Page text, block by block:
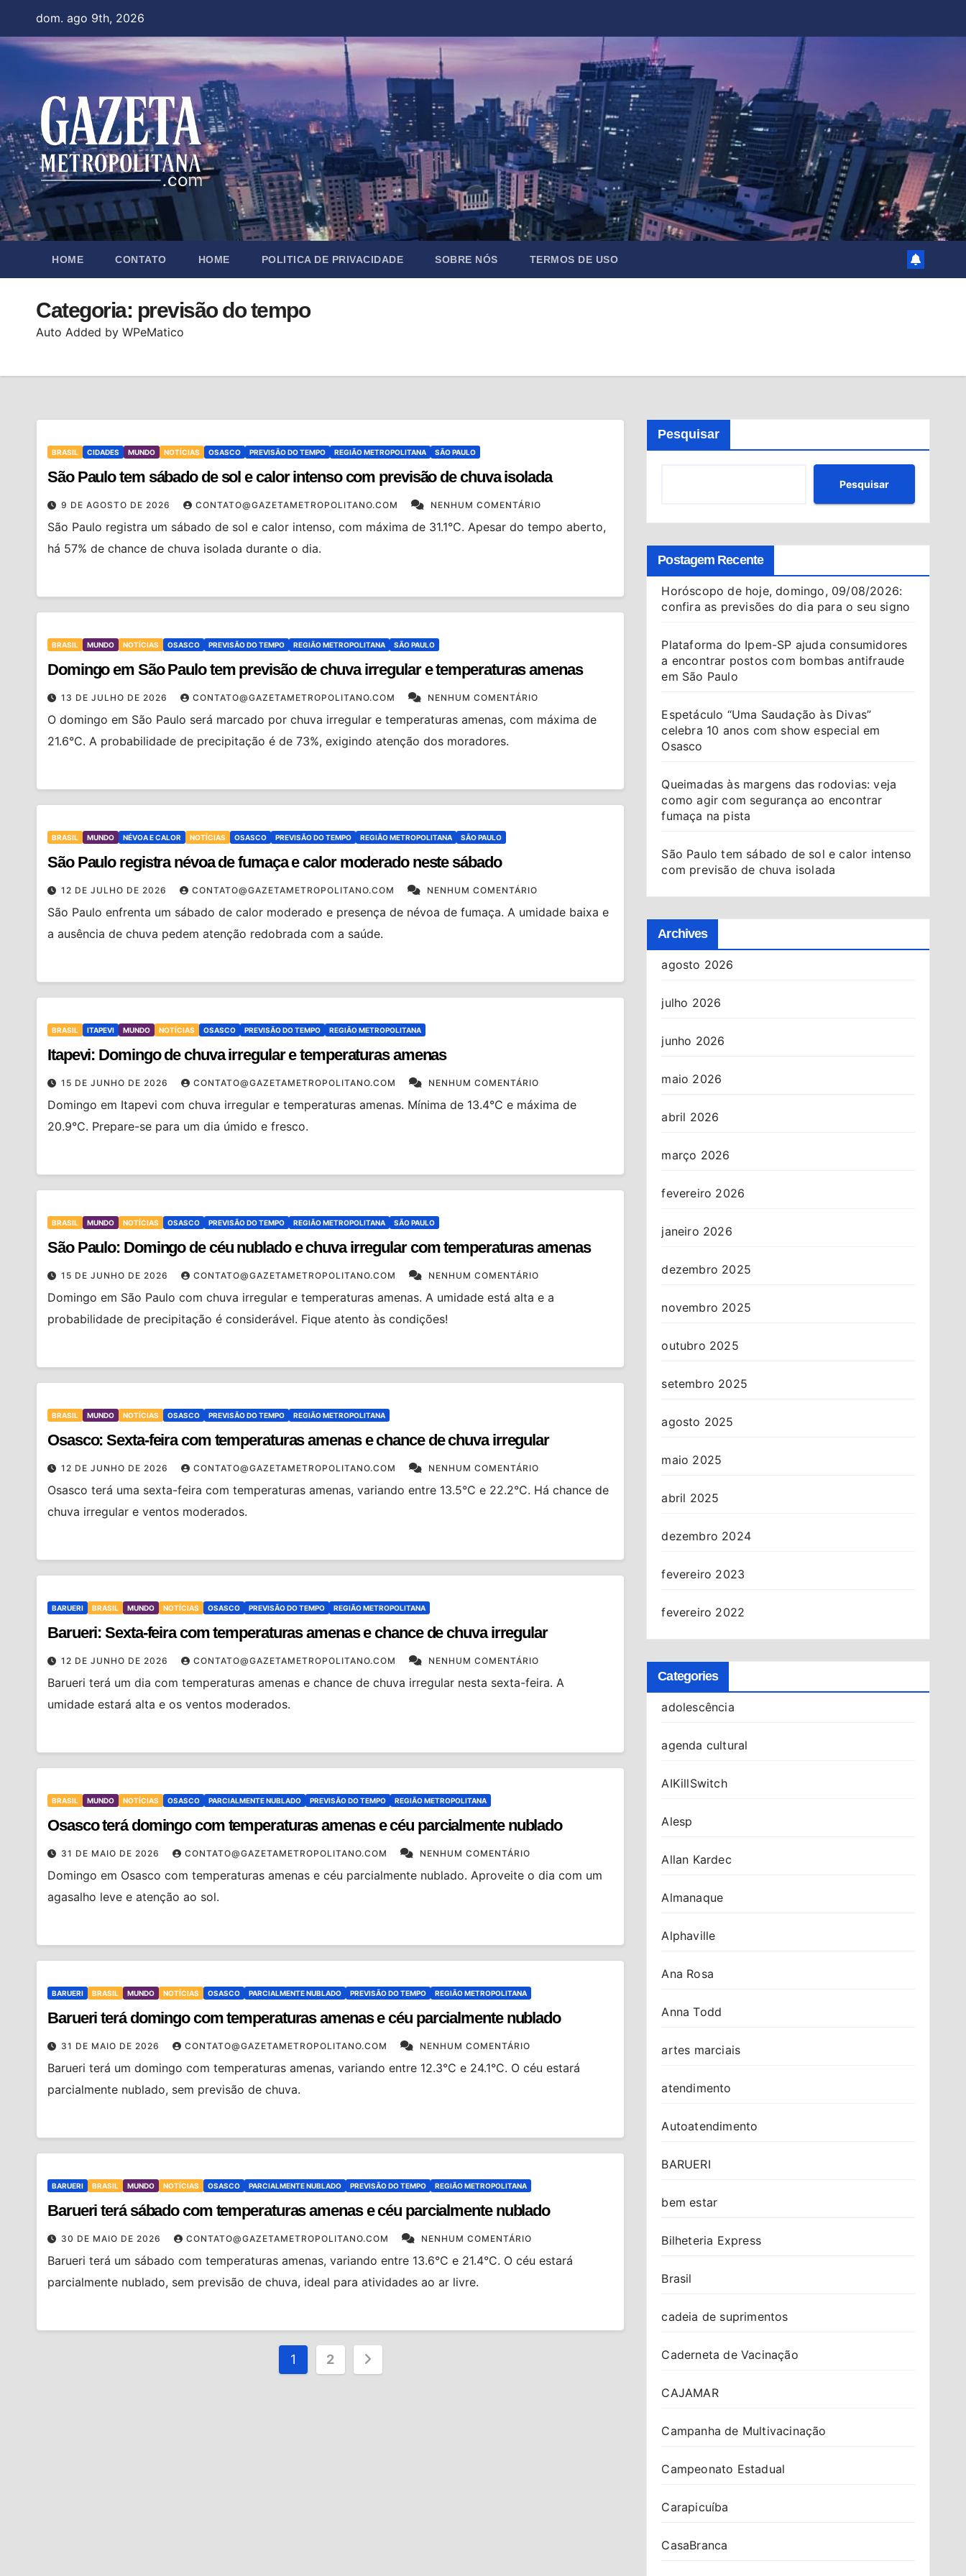
content
dom. ago 9th, 2026
HOME CONTATO HOME POLITICA DE PRIVACIDADE SOBRE NÓS TERMOS DE USO
Categoria: previsão do tempo
Auto Added by WPeMatico
BRASIL CIDADES MUNDO NOTÍCIAS OSASCO PREVISÃO DO TEMPO REGIÃO METROPOLITANA SÃO PAULO
São Paulo tem sábado de sol e calor intenso com previsão de chuva isolada
9 DE AGOSTO DE 2026 CONTATO@GAZETAMETROPOLITANO.COM NENHUM COMENTÁRIO
São Paulo registra um sábado de sol e calor intenso, com máxima de 31.1°C. Apesar do tempo aberto,
há 57% de chance de chuva isolada durante o dia.
BRASIL MUNDO NOTÍCIAS OSASCO PREVISÃO DO TEMPO REGIÃO METROPOLITANA SÃO PAULO
Domingo em São Paulo tem previsão de chuva irregular e temperaturas amenas
13 DE JULHO DE 2026 CONTATO@GAZETAMETROPOLITANO.COM NENHUM COMENTÁRIO
O domingo em São Paulo será marcado por chuva irregular e temperaturas amenas, com máxima de
21.6°C. A probabilidade de precipitação é de 73%, exigindo atenção dos moradores.
BRASIL MUNDO NÉVOA E CALOR NOTÍCIAS OSASCO PREVISÃO DO TEMPO REGIÃO METROPOLITANA SÃO PAULO
São Paulo registra névoa de fumaça e calor moderado neste sábado
12 DE JULHO DE 2026 CONTATO@GAZETAMETROPOLITANO.COM NENHUM COMENTÁRIO
São Paulo enfrenta um sábado de calor moderado e presença de névoa de fumaça. A umidade baixa e
a ausência de chuva pedem atenção redobrada com a saúde.
BRASIL ITAPEVI MUNDO NOTÍCIAS OSASCO PREVISÃO DO TEMPO REGIÃO METROPOLITANA
Itapevi: Domingo de chuva irregular e temperaturas amenas
15 DE JUNHO DE 2026 CONTATO@GAZETAMETROPOLITANO.COM NENHUM COMENTÁRIO
Domingo em Itapevi com chuva irregular e temperaturas amenas. Mínima de 13.4°C e máxima de
20.9°C. Prepare-se para um dia úmido e fresco.
BRASIL MUNDO NOTÍCIAS OSASCO PREVISÃO DO TEMPO REGIÃO METROPOLITANA SÃO PAULO
São Paulo: Domingo de céu nublado e chuva irregular com temperaturas amenas
15 DE JUNHO DE 2026 CONTATO@GAZETAMETROPOLITANO.COM NENHUM COMENTÁRIO
Domingo em São Paulo com chuva irregular e temperaturas amenas. A umidade está alta e a
probabilidade de precipitação é considerável. Fique atento às condições!
BRASIL MUNDO NOTÍCIAS OSASCO PREVISÃO DO TEMPO REGIÃO METROPOLITANA
Osasco: Sexta-feira com temperaturas amenas e chance de chuva irregular
12 DE JUNHO DE 2026 CONTATO@GAZETAMETROPOLITANO.COM NENHUM COMENTÁRIO
Osasco terá uma sexta-feira com temperaturas amenas, variando entre 13.5°C e 22.2°C. Há chance de
chuva irregular e ventos moderados.
BARUERI BRASIL MUNDO NOTÍCIAS OSASCO PREVISÃO DO TEMPO REGIÃO METROPOLITANA
Barueri: Sexta-feira com temperaturas amenas e chance de chuva irregular
12 DE JUNHO DE 2026 CONTATO@GAZETAMETROPOLITANO.COM NENHUM COMENTÁRIO
Barueri terá um dia com temperaturas amenas e chance de chuva irregular nesta sexta-feira. A
umidade estará alta e os ventos moderados.
BRASIL MUNDO NOTÍCIAS OSASCO PARCIALMENTE NUBLADO PREVISÃO DO TEMPO REGIÃO METROPOLITANA
Osasco terá domingo com temperaturas amenas e céu parcialmente nublado
31 DE MAIO DE 2026 CONTATO@GAZETAMETROPOLITANO.COM NENHUM COMENTÁRIO
Domingo em Osasco com temperaturas amenas e céu parcialmente nublado. Aproveite o dia com um
agasalho leve e atenção ao sol.
BARUERI BRASIL MUNDO NOTÍCIAS OSASCO PARCIALMENTE NUBLADO PREVISÃO DO TEMPO REGIÃO METROPOLITANA
Barueri terá domingo com temperaturas amenas e céu parcialmente nublado
31 DE MAIO DE 2026 CONTATO@GAZETAMETROPOLITANO.COM NENHUM COMENTÁRIO
Barueri terá um domingo com temperaturas amenas, variando entre 12.3°C e 24.1°C. O céu estará
parcialmente nublado, sem previsão de chuva.
BARUERI BRASIL MUNDO NOTÍCIAS OSASCO PARCIALMENTE NUBLADO PREVISÃO DO TEMPO REGIÃO METROPOLITANA
Barueri terá sábado com temperaturas amenas e céu parcialmente nublado
30 DE MAIO DE 2026 CONTATO@GAZETAMETROPOLITANO.COM NENHUM COMENTÁRIO
Barueri terá um sábado com temperaturas amenas, variando entre 13.6°C e 21.4°C. O céu estará
parcialmente nublado, sem previsão de chuva, ideal para atividades ao ar livre.
Paginação
1 2
Pesquisar
Pesquisar
Postagem Recente
Horóscopo de hoje, domingo, 09/08/2026:
confira as previsões do dia para o seu signo
Plataforma do Ipem-SP ajuda consumidores
a encontrar postos com bombas antifraude
em São Paulo
Espetáculo “Uma Saudação às Divas”
celebra 10 anos com show especial em
Osasco
Queimadas às margens das rodovias: veja
como agir com segurança ao encontrar
fumaça na pista
São Paulo tem sábado de sol e calor intenso
com previsão de chuva isolada
Archives
agosto 2026
julho 2026
junho 2026
maio 2026
abril 2026
março 2026
fevereiro 2026
janeiro 2026
dezembro 2025
novembro 2025
outubro 2025
setembro 2025
agosto 2025
maio 2025
abril 2025
dezembro 2024
fevereiro 2023
fevereiro 2022
Categories
adolescência
agenda cultural
AIKillSwitch
Alesp
Allan Kardec
Almanaque
Alphaville
Ana Rosa
Anna Todd
artes marciais
atendimento
Autoatendimento
BARUERI
bem estar
Bilheteria Express
Brasil
cadeia de suprimentos
Caderneta de Vacinação
CAJAMAR
Campanha de Multivacinação
Campeonato Estadual
Carapicuíba
CasaBranca